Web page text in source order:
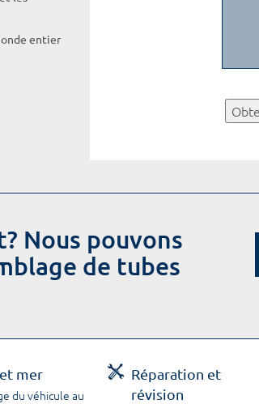
entier
Nous pouvons
de tubes
mer
du véhicule au
Réparation et
révision